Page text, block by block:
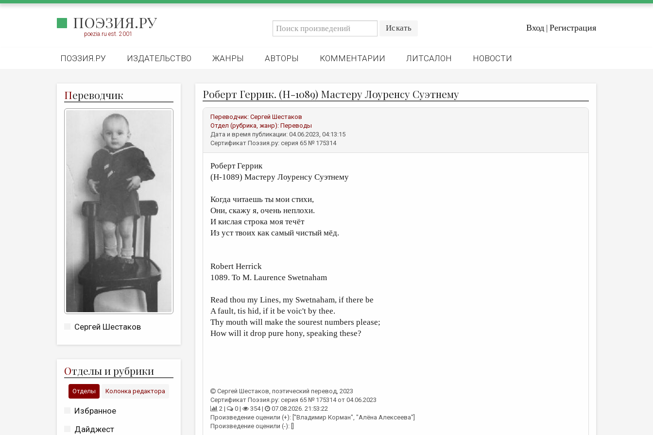
ПОЭЗИЯ.РУ
poezia.ru est. 2001
Вход | Регистрация
ПОЭЗИЯ.РУ ИЗДАТЕЛЬСТВО ЖАНРЫ АВТОРЫ КОММЕНТАРИИ ЛИТСАЛОН НОВОСТИ
Переводчик
Сергей Шестаков
Отделы и рубрики
Отделы Колонка редактора
Избранное
Дайджест
Роберт Геррик. (H-1089) Мастеру Лоуренсу Суэтнему
Переводчик: Сергей Шестаков
Отдел (рубрика, жанр): Переводы
Дата и время публикации: 04.06.2023, 04:13:15
Сертификат Поэзия.ру: серия 65 № 175314
Роберт Геррик
(H-1089) Мастеру Лоуренсу Суэтнему
Когда читаешь ты мои стихи,
Они, скажу я, очень неплохи.
И кислая строка моя течёт
Из уст твоих как самый чистый мёд.
Robert Herrick
1089. To M. Laurence Swetnaham
Read thou my Lines, my Swetnaham, if there be
A fault, tis hid, if it be voic't by thee.
Thy mouth will make the sourest numbers please;
How will it drop pure hony, speaking these?
Сергей Шестаков, поэтический перевод, 2023
Сертификат Поэзия.ру: серия 65 № 175314 от 04.06.2023
2 |
0 | 354 |
07.08.2026. 21:53:22
Произведение оценили (+): ["Владимир Корман", "Алёна Алексеева"]
Произведение оценили (-): []